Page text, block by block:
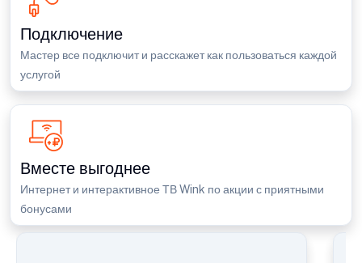
Подключение
Мастер все подключит и расскажет как пользоваться каждой
услугой
Вместе выгоднее
Интернет и интерактивное ТВ Wink по акции с приятными
бонусами